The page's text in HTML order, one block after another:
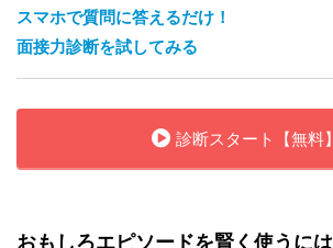
スマホで質問に答えるだけ！
面接力診断を試してみる
診断スタート【無料】
おもしろエピソードを賢く使うには